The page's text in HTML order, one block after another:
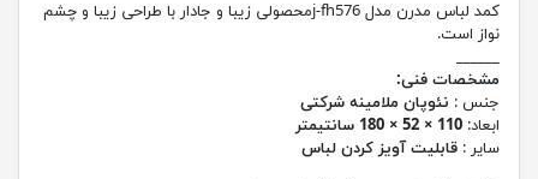
کمد لباس مدرن مدل j-fh576محصولی زیبا و جادار با طراحی زیبا و چشم
نواز است.
______
مشخصات فنی:
جنس : نئوپان ملامینه شرکتی
ابعاد: 110 × 52 × 180 سانتیمتر
سایر : قابلیت آویز کردن لباس